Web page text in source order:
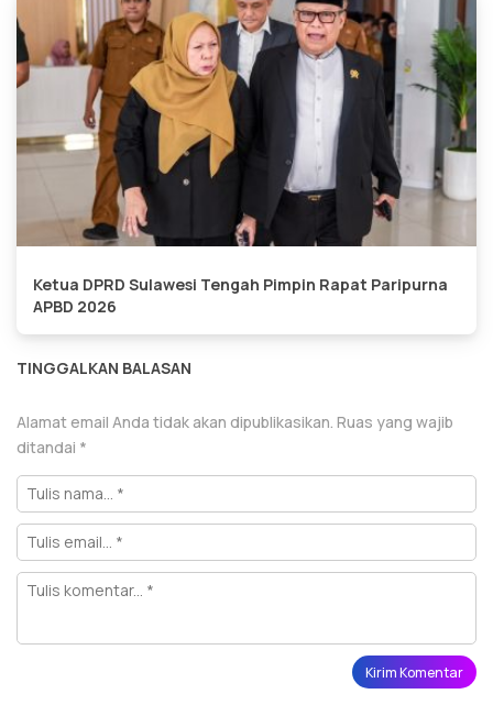
Ketua DPRD Sulawesi Tengah Pimpin Rapat Paripurna
APBD 2026
TINGGALKAN BALASAN
Alamat email Anda tidak akan dipublikasikan. Ruas yang wajib
ditandai *